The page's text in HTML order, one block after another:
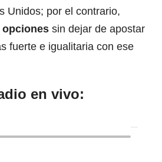
Unidos; por el contrario,
opciones sin dejar de apostar
fuerte e igualitaria con ese
en vivo: